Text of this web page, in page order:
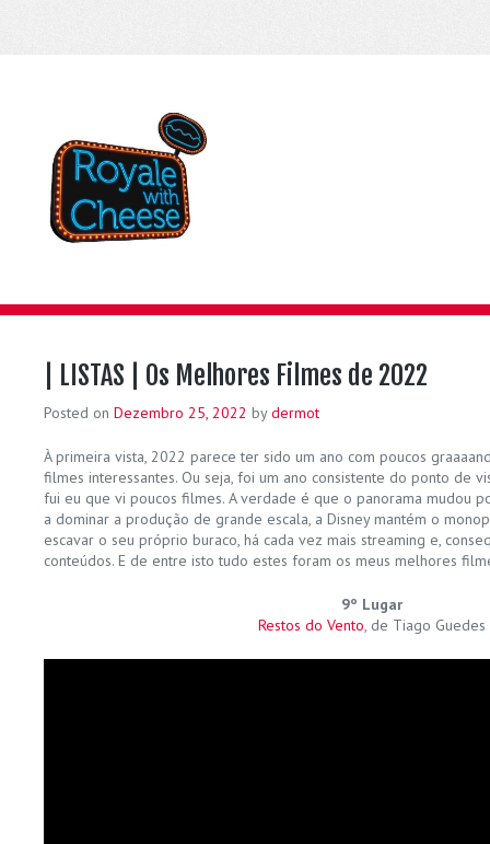
| LISTAS | Os Melhores Filmes de 2022
Posted on Dezembro 25, 2022 bydermot
À primeira vista, 2022 parece ter sido um ano com poucos
filmes interessantes. Ou seja, foi um ano consistente do ponto de
fui eu que vi poucos filmes. A verdade é que o panorama mudou
a dominar a produção de grande escala, a Disney mantém o
escavar o seu próprio buraco, há cada vez mais streaming e,
conteúdos. E de entre isto tudo estes foram os meus melhores
9º Lugar
Restos do Vento, de Tiago Guedes